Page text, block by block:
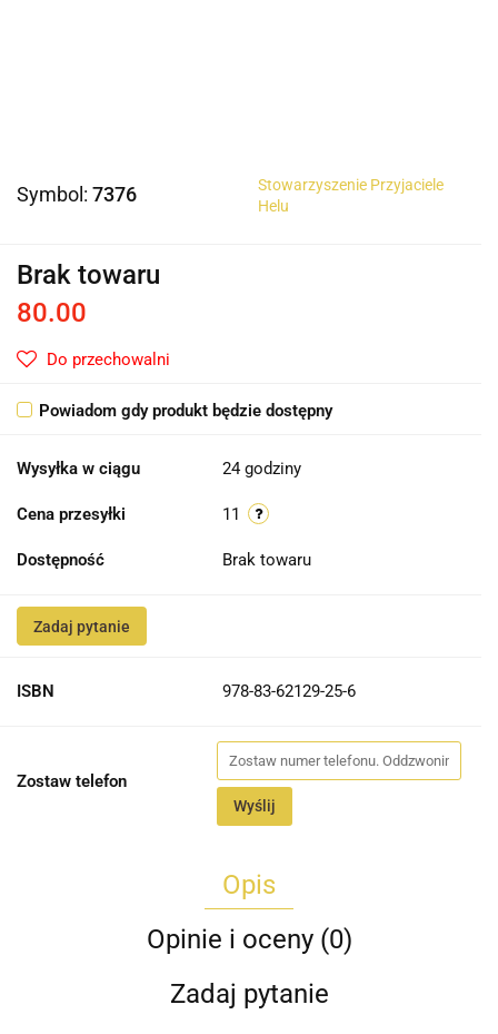
Symbol: 7376
Stowarzyszenie Przyjaciele
Helu
Brak towaru
80.00
Do przechowalni
Powiadom gdy produkt będzie dostępny
Wysyłka w ciągu 24 godziny
Cena przesyłki 11
Dostępność Brak towaru
Zadaj pytanie
ISBN 978-83-62129-25-6
Zostaw telefon
Wyślij
Opis
Opinie i oceny (0)
Zadaj pytanie